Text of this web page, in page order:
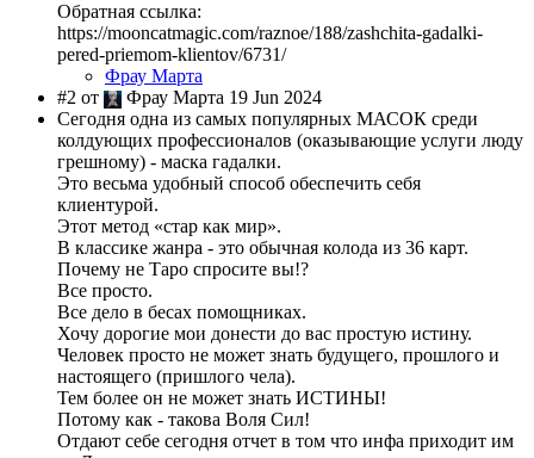
Обратная ссылка:
https://mooncatmagic.com/raznoe/188/zashchita-gadalki-
pered-priemom-klientov/6731/
Фрау Марта
#2 от
Фрау Марта 19 Jun 2024
Сегодня одна из самых популярных МАСОК среди
колдующих профессионалов (оказывающие услуги люду
грешному) - маска гадалки.
Это весьма удобный способ обеспечить себя
клиентурой.
Этот метод «стар как мир».
В классике жанра - это обычная колода из 36 карт.
Почему не Таро спросите вы!?
Все просто.
Все дело в бесах помощниках.
Хочу дорогие мои донести до вас простую истину.
Человек просто не может знать будущего, прошлого и
настоящего (пришлого чела).
Тем более он не может знать ИСТИНЫ!
Потому как - такова Воля Сил!
Отдают себе сегодня отчет в том что инфа приходит им